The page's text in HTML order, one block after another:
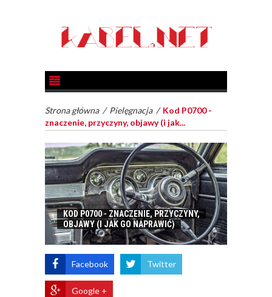
Strona główna / Pielęgnacja / Kod P0700 -
znaczenie, przyczyny, objawy (i jak...
KOD P0700 - ZNACZENIE, PRZYCZYNY,
OBJAWY (I JAK GO NAPRAWIĆ)
Facebook Twitter
Google +